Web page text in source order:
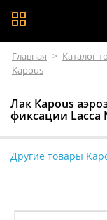
Главная > Каталог
Kapous
Лак Kapous
фиксации Lacca
Другие товары